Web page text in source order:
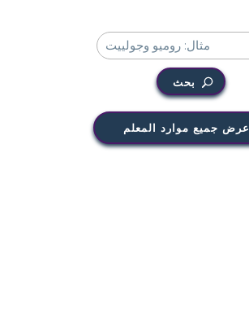
بحث
عرض جميع موارد المعلم